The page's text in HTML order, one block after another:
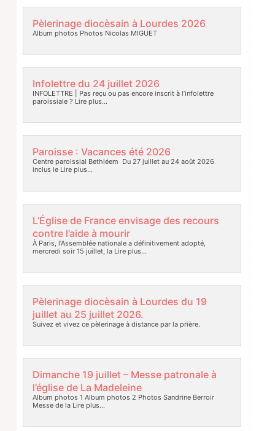
Pèlerinage diocèsain à Lourdes 2026
Album photos Photos Nicolas MIGUET
Infolettre du 24 juillet 2026
INFOLETTRE | Pas reçu ou pas encore inscrit à l’infolettre
paroissiale ? Lire plus…
Paroisse : Vacances été 2026
Centre paroissial Bethléem Du 27 juillet au 24 août 2026
inclus leLire plus…
L’Église de France envisage des recours
contre l’aide à mourir
À Paris, l’Assemblée nationale a définitivement adopté,
mercredi soir 15 juillet, laLire plus…
Pèlerinage diocèsain à Lourdes du 19
juillet au 25 juillet 2026.
Suivez et vivez ce pèlerinage à distance par la prière.
Dimanche 19 juillet – Messe patronale à
l’église de La Madeleine
Album photos 1 Album photos 2 Photos Sandrine Berroir
Messe de laLire plus…